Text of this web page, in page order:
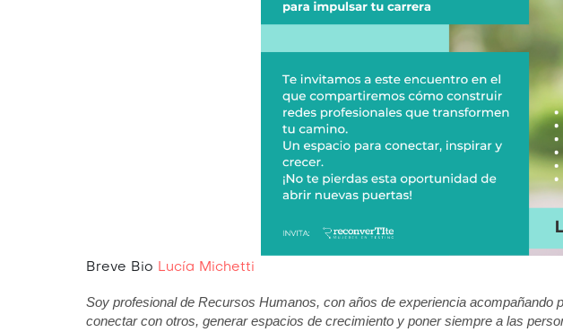
Breve Bio Lucía Michetti
Soy profesional de Recursos Humanos, con años de experiencia
conectar con otros, generar espacios de crecimiento y poner siempre a las